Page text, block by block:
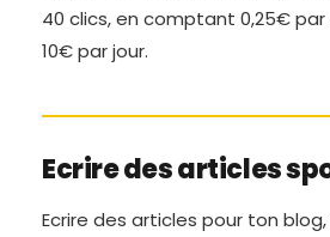
40 clics, en comptant 0,25€
10€ par jour.
Ecrire des articles
Ecrire des articles pour ton